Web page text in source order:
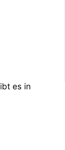
es in